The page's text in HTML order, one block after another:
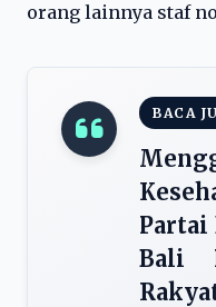
orang lainnya staf
BACA
Bali